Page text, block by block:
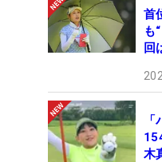
首
も
回
木